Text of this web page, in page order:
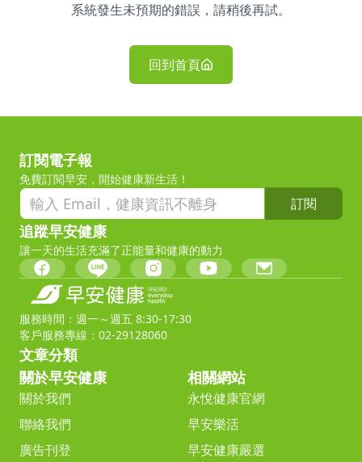
系統發生未預期的錯誤，請稍後再試。
回到首頁
訂閱電子報
免費訂閱早安，開始健康新生活！
訂閱
追蹤早安健康
讓一天的生活充滿了正能量和健康的動力
服務時間：週一～週五 8:30-17:30
客戶服務專線：02-29128060
文章分類
關於早安健康
關於我們
聯絡我們
廣告刊登
相關網站
永悅健康官網
早安樂活
早安健康嚴選